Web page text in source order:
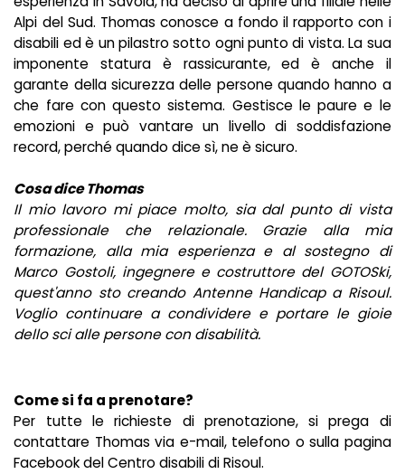
Alpi del Sud. Thomas conosce a fondo il rapporto con i
disabili ed è un pilastro sotto ogni punto di vista. La sua
imponente statura è rassicurante, ed è anche il
garante della sicurezza delle persone quando hanno a
che fare con questo sistema. Gestisce le paure e le
emozioni e può vantare un livello di soddisfazione
record, perché quando dice sì, ne è sicuro.
Cosa dice Thomas
Il mio lavoro mi piace molto, sia dal punto di vista
professionale che relazionale. Grazie alla mia
formazione, alla mia esperienza e al sostegno di
Marco Gostoli, ingegnere e costruttore del GOTOSki,
quest'anno sto creando Antenne Handicap a Risoul.
Voglio continuare a condividere e portare le gioie
dello sci alle persone con disabilità.
Come si fa a prenotare?
Per tutte le richieste di prenotazione, si prega di
contattare Thomas via e-mail, telefono o sulla pagina
Facebook del Centro disabili di Risoul.